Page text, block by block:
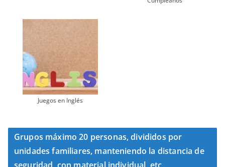
Juegos en Inglés
Grupos máximo 20 personas, divididos por
unidades familiares, manteniendo la distancia de